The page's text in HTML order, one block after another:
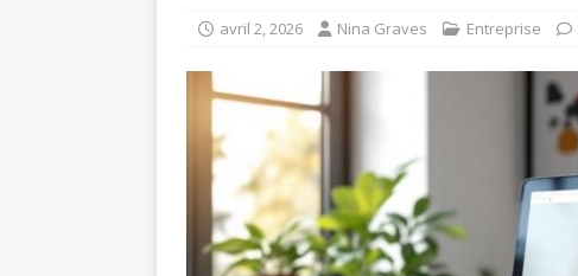
avril 2, 2026 Nina Graves Entreprise